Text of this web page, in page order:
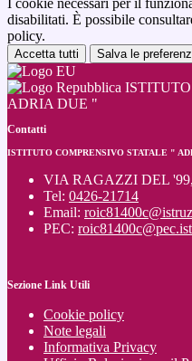
disabilitati. È possibile
policy.
Accetta tutti Salva le
ADRIA DUE "
Contatti
ISTITUTO COMPRENSIVO STATALE "
VIA RAGAZZI DEL
Tel: 0426-21714
Email:
PEC:
Sezione Link Utili
Cookie policy
Note legali
Informativa Privacy